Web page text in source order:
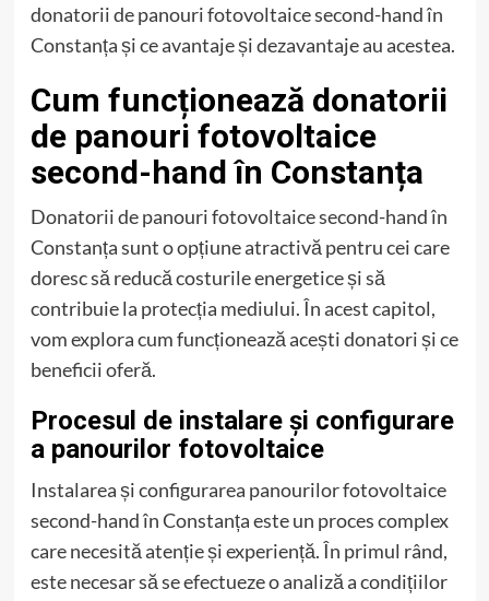
donatorii de panouri fotovoltaice second-hand în
Constanța și ce avantaje și dezavantaje au acestea.
Cum funcționează donatorii
de panouri fotovoltaice
second-hand în Constanța
Donatorii de panouri fotovoltaice second-hand în
Constanța sunt o opțiune atractivă pentru cei care
doresc să reducă costurile energetice și să
contribuie la protecția mediului. În acest capitol,
vom explora cum funcționează acești donatori și ce
beneficii oferă.
Procesul de instalare și configurare
a panourilor fotovoltaice
Instalarea și configurarea panourilor fotovoltaice
second-hand în Constanța este un proces complex
care necesită atenție și experiență. În primul rând,
este necesar să se efectueze o analiză a condițiilor